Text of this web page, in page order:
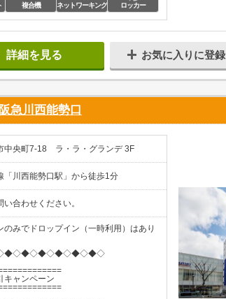
複合機 ネットワーキング ロッカー
詳細を見る お気に入りに登録
急川西能勢口
中央町7-18 ラ・ラ・グランデ 3F
「川西能勢口駅」から徒歩1分
い合わせください。
みでドロップイン（一時利用）はあり
キャンペーン